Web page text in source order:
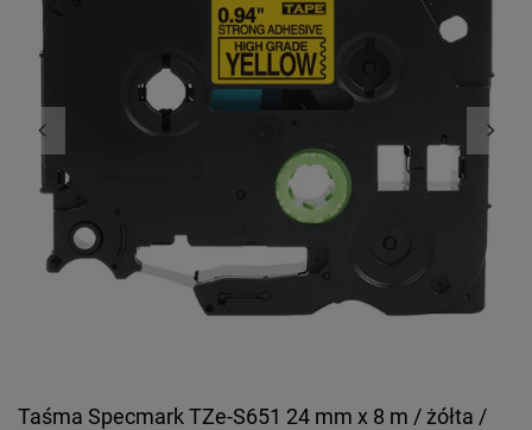
Taśma Specmark TZe-S651 24 mm x 8 m / żółta /